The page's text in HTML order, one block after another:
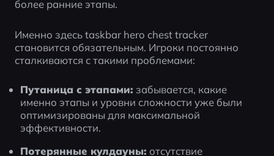
более ранние этапы.
Именно здесь taskbar hero chest tracker
становится обязательным. Игроки постоянно
сталкиваются с такими проблемами:
Путаница с этапами: забывается, какие
именно этапы и уровни сложности уже были
оптимизированы для максимальной
эффективности.
Потерянные кулдауны: отсутствие